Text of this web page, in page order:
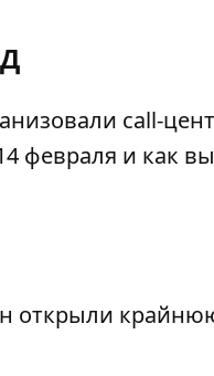
call-
февраля и как
открыли